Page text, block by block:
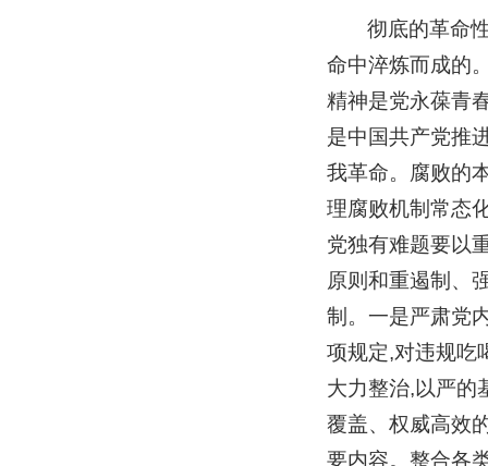
彻底的革命
命中淬炼而成的
精神是党永葆青
是中国共产党推
我革命。腐败的
理腐败机制常态
党独有难题要以
原则和重遏制、
制。一是严肃党
项规定,对违规吃
大力整治,以严的
覆盖、权威高效
要内容。整合各